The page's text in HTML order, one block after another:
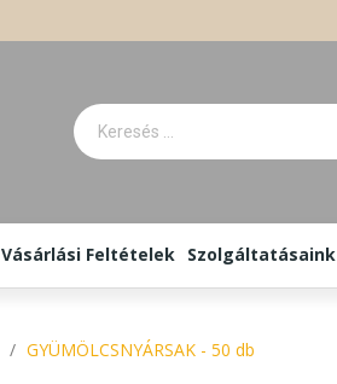
Vásárlási Feltételek Szolgáltatásaink
GYÜMÖLCSNYÁRSAK - 50 db